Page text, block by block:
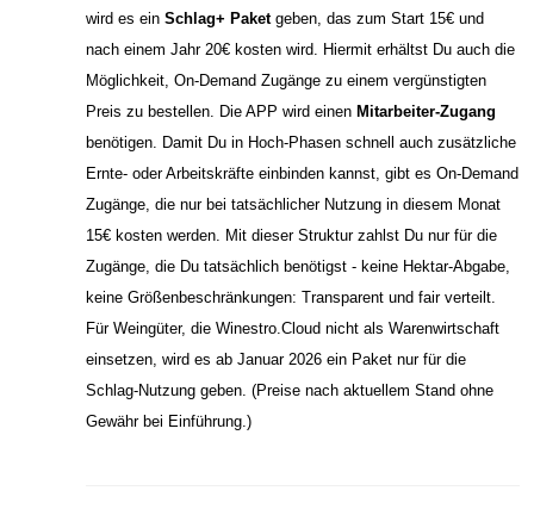
wird es ein Schlag+ Paketgeben, das zum Start 15€ und
nach einem Jahr 20€ kosten wird. Hiermit erhältst Du auch die
Möglichkeit, On-Demand Zugänge zu einem vergünstigten
Preis zu bestellen. Die APP wird einen Mitarbeiter-Zugang
benötigen. Damit Du in Hoch-Phasen schnell auch zusätzliche
Ernte- oder Arbeitskräfte einbinden kannst, gibt es On-Demand
Zugänge, die nur bei tatsächlicher Nutzung in diesem Monat
15€ kosten werden. Mit dieser Struktur zahlst Du nur für die
Zugänge, die Du tatsächlich benötigst - keine Hektar-Abgabe,
keine Größenbeschränkungen: Transparent und fair verteilt.
Für Weingüter, die Winestro.Cloud nicht als Warenwirtschaft
einsetzen, wird es ab Januar 2026 ein Paket nur für die
Schlag-Nutzung geben. (Preise nach aktuellem Stand ohne
Gewähr bei Einführung.)